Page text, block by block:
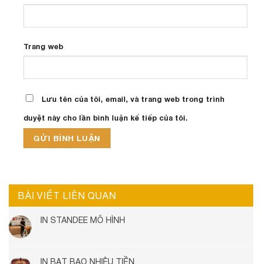
Trang web
Lưu tên của tôi, email, và trang web trong trình
duyệt này cho lần bình luận kế tiếp của tôi.
BÀI VIẾT LIÊN QUAN
IN STANDEE MÔ HÌNH
IN BẠT BAO NHIÊU TIỀN